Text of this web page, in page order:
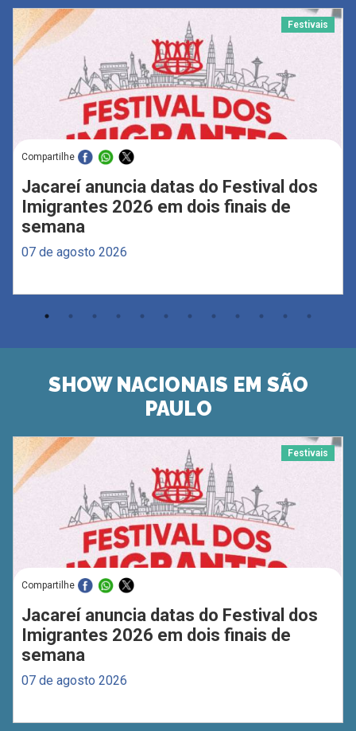
Festivais
Compartilhe
Jacareí anuncia datas do Festival dos
Imigrantes 2026 em dois finais de
semana
07 de agosto 2026
SHOW NACIONAIS EM SÃO
PAULO
Festivais
Compartilhe
Jacareí anuncia datas do Festival dos
Imigrantes 2026 em dois finais de
semana
07 de agosto 2026